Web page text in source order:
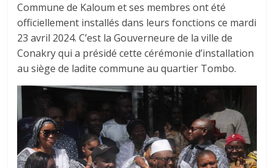
Commune de Kaloum et ses membres ont été
officiellement installés dans leurs fonctions ce mardi
23 avril 2024. C’est la Gouverneure de la ville de
Conakry qui a présidé cette cérémonie d’installation
au siège de ladite commune au quartier Tombo.